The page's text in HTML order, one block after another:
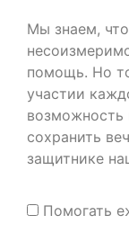
Мы знаем, что
помощь. Но
участии
возможность
сохранить
защитнике
Помогать